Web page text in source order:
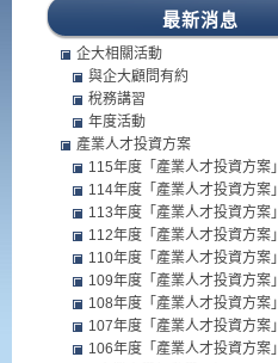
最新消息
企大相關活動
與企大顧問有約
稅務講習
年度活動
產業人才投資方案
115年度「產業人才投資方案」
114年度「產業人才投資方案」
113年度「產業人才投資方案」
112年度「產業人才投資方案」
110年度「產業人才投資方案」
109年度「產業人才投資方案」
108年度「產業人才投資方案」
107年度「產業人才投資方案」
106年度「產業人才投資方案」